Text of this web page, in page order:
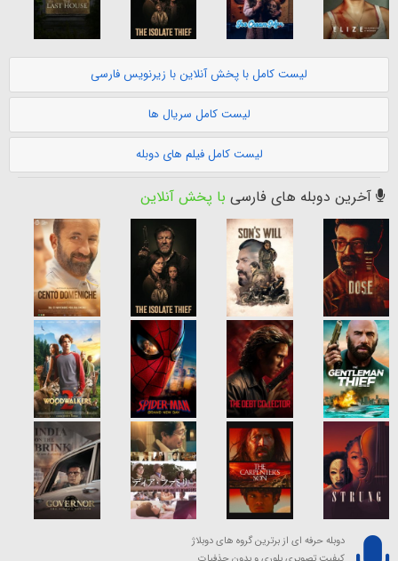
لیست کامل با پخش آنلاین با زیرنویس فارسی
لیست کامل سریال ها
لیست کامل فیلم های دوبله
آخرین دوبله های فارسی با پخش آنلاین
دوبله حرفه ای از برترین گروه های دوبلاژ